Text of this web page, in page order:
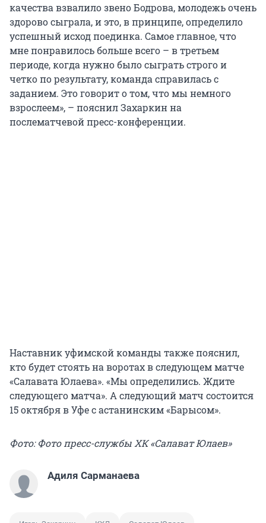
качества взвалило звено Бодрова, молодежь очень
здорово сыграла, и это, в принципе, определило
успешный исход поединка. Самое главное, что
мне понравилось больше всего – в третьем
периоде, когда нужно было сыграть строго и
четко по результату, команда справилась с
заданием. Это говорит о том, что мы немного
взрослеем», – пояснил Захаркин на
послематчевой пресс-конференции.
Наставник уфимской команды также пояснил,
кто будет стоять на воротах в следующем матче
«Салавата Юлаева». «Мы определились. Ждите
следующего матча». А следующий матч состоится
15 октября в Уфе с астанинским «Барысом».
Фото: Фото пресс-службы ХК «Салават Юлаев»
Адиля Сарманаева